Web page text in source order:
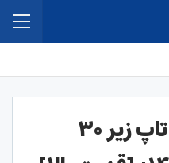
بررسی بهترین لپ تاپ زیر ۳۰